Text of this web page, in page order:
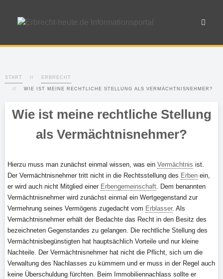
START ERBRECHT
WIE IST MEINE RECHTLICHE STELLUNG ALS VERMÄCHTNISNEHMER?
Wie ist meine rechtliche Stellung
als Vermächtnisnehmer?
Hierzu muss man zunächst einmal wissen, was ein Vermächtnis ist.
Der Vermächtnisnehmer tritt nicht in die Rechtsstellung des Erben ein,
er wird auch nicht Mitglied einer Erbengemeinschaft. Dem benannten
Vermächtnisnehmer wird zunächst einmal ein Wertgegenstand zur
Vermehrung seines Vermögens zugedacht vom Erblasser. Als
Vermächtnisnehmer erhält der Bedachte das Recht in den Besitz des
bezeichneten Gegenstandes zu gelangen. Die rechtliche Stellung des
Vermächtnisbegünstigten hat hauptsächlich Vorteile und nur kleine
Nachteile. Der Vermächtnisnehmer hat nicht die Pflicht, sich um die
Verwaltung des Nachlasses zu kümmern und er muss in der Regel auch
keine Überschuldung fürchten. Beim Immobiliennachlass sollte er